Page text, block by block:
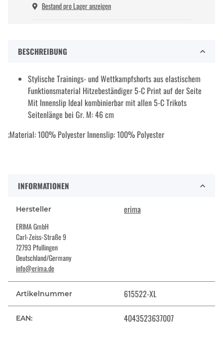
Bestand pro Lager anzeigen
BESCHREIBUNG
Stylische Trainings- und Wettkampfshorts aus elastischem
Funktionsmaterial Hitzebeständiger 5-C Print auf der Seite
Mit Innenslip Ideal kombinierbar mit allen 5-C Trikots
Seitenlänge bei Gr. M: 46 cm
;Material: 100% Polyester Innenslip: 100% Polyester
INFORMATIONEN
Hersteller erima
ERIMA GmbH
Carl-Zeiss-Straße 9
72793 Pfullingen
Deutschland/Germany
info@erima.de
Artikelnummer 615522-XL
EAN: 4043523637007